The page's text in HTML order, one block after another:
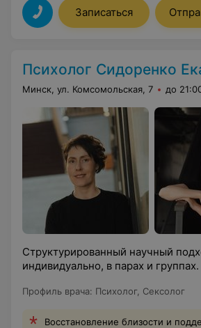
Записаться
Психолог Сидоренко
Минск, ул. Комсомольская, 7 до
Структурированный научный
индивидуально, в парах и группах.
Профиль врача: Психолог, Сексолог
Восстановление близости и